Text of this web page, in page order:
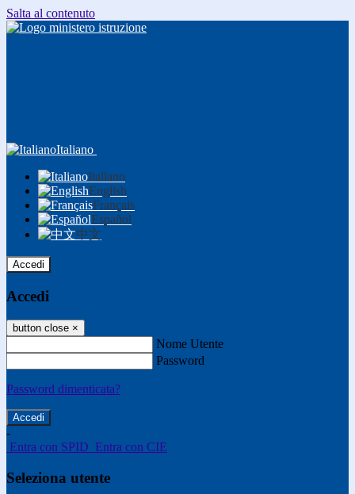
Salta al contenuto
Italiano
Italiano
English
Français
Español
中文
Accedi
Accedi
button close ×
Nome Utente
Password
Password dimenticata?
-
Entra con SPID Entra con CIE
Seleziona utente